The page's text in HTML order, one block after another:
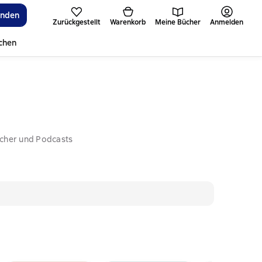
Zurückgestellt Warenkorb Meine Bücher Anmelden
und Podcasts